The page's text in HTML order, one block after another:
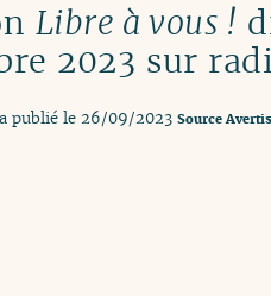
Libre à vous !
2023 sur
publié le 26/09/2023 Source